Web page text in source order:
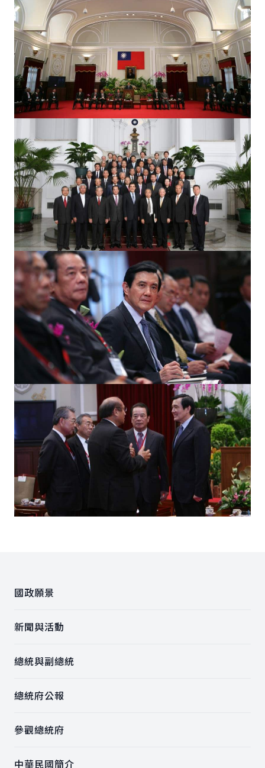
國政願景
新聞與活動
總統與副總統
總統府公報
參觀總統府
中華民國簡介